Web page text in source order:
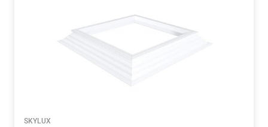
SKYLUX